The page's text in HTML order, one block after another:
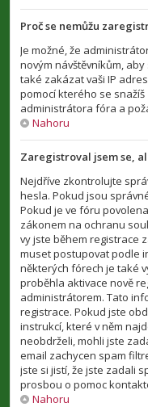
Proč se nemůžu
Je možné, že
novým návštěvníkům,
také zakázat vaši IP
pomocí kterého se
administrátora fóra a
Nahoru
Zaregistroval jsem se,
Nejdříve zkontrolujte
hesla. Pokud jsou
Pokud je ve fóru
zákonem na ochranu
vy jste během registrace
muset postupovat podle
některých fórech je také
proběhla aktivace nově
administrátorem. Tato
registrace. Pokud jste
instrukcí, které v něm
neobdrželi, mohli jste
email zachycen spam
jste si jistí, že jste zadali
prosbou o pomoc
Nahoru